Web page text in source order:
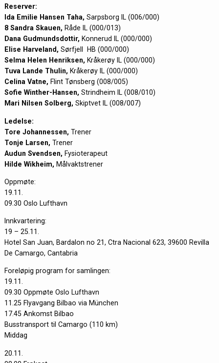
Reserver:
Ida Emilie Hansen Taha, Sarpsborg IL (006/000)
8 Sandra Skauen, Råde IL (000/013)
Dana Gudmundsdottir, Konnerud IL (000/000)
Elise Harveland, Sørfjell HB (000/000)
Selma Helen Henriksen, Kråkerøy IL (000/000)
Tuva Lande Thulin, Kråkerøy IL (000/000)
Celina Vatne, Flint Tønsberg (008/005)
Sofie Winther-Hansen, Strindheim IL (008/010)
Mari Nilsen Solberg, Skiptvet IL (008/007)
Ledelse:
Tore Johannessen, Trener
Tonje Larsen, Trener
Audun Svendsen, Fysioterapeut
Hilde Wikheim, Målvaktstrener
Oppmøte:
19.11.
09.30 Oslo Lufthavn
Innkvartering:
19 – 25.11.
Hotel San Juan, Bardalon no 21, Ctra Nacional 623, 39600 Revilla
De Camargo, Cantabria
Foreløpig program for samlingen:
19.11.
09.30 Oppmøte Oslo Lufthavn
11.25 Flyavgang Bilbao via München
17.45 Ankomst Bilbao
Busstransport til Camargo (110 km)
Middag
20.11.